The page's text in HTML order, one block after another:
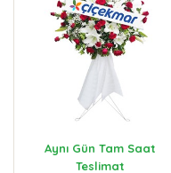
Aynı Gün Tam Saat
Teslimat